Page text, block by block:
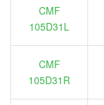
CMF
105D31L
CMF
105D31R